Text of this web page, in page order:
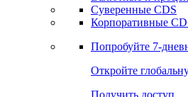
Получить доступ
Деривативы
Валютные и
Корпоративные